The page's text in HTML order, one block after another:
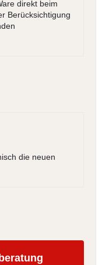
direkt beim
Berücksichtigung
die neuen